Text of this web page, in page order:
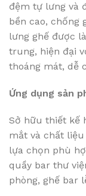
đệm tự lưng và
bền cao, chống
lưng ghế được
trung, hiện đại
thoáng mát, dễ
Ứng dụng sản
Sở hữu thiết kế
mắt và chất liệu
lựa chọn phù
quầy bar thư
phòng, ghế bar